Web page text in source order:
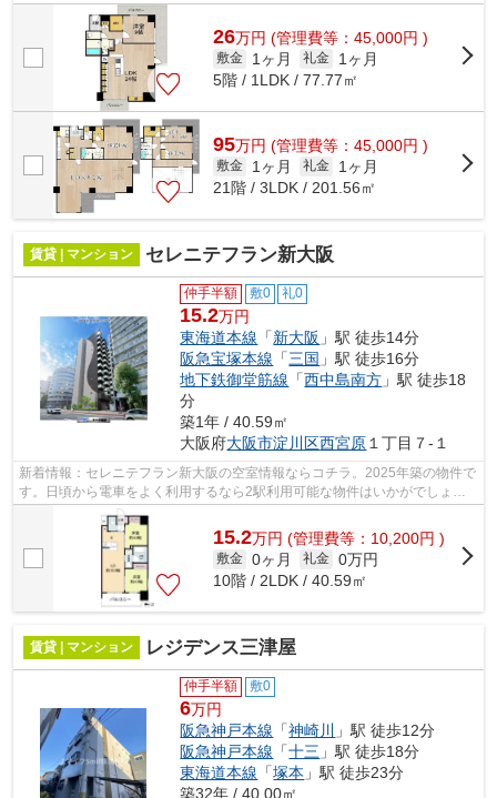
周辺には、徒歩5分で利用できる駅があ...
26万円 (管理費等：45,000円 )
敷金 1ヶ月 礼金
1ヶ月
5階 / 1LDK / 77.77㎡
95万円 (管理費等：45,000円 )
敷金 1ヶ月 礼金
1ヶ月
21階 / 3LDK / 201.56㎡
賃貸 | マンション セレニテフラン新大阪
仲手半額 敷0 礼0
15.2万円
東海道本線 「新大阪 」駅 徒歩14分
阪急宝塚本線 「三国 」駅 徒歩16分
地下鉄御堂筋線 「西中島南方 」駅 徒歩18
分
築1年 / 40.59㎡
大阪府大阪市淀川区西宮原 １丁目７-１
新着情報：セレニテフラン新大阪の空室情報ならコチラ。2025年築の物件で
す。日頃から電車をよく利用するなら2駅利用可能な物件はいかがでしょう
か。こちらの物件はマンションです。当...
15.2万円 (管理費等：10,200円 )
敷金 0ヶ月 礼金 0万円
10階 / 2LDK / 40.59㎡
賃貸 | マンション レジデンス三津屋
仲手半額 敷0
6万円
阪急神戸本線 「神崎川
」駅 徒歩12分
阪急神戸本線 「十三 」駅 徒歩18分
東海道本線 「塚本 」駅 徒歩23分
築32年 / 40.00㎡